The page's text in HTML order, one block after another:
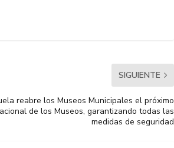
SIGUIENTE
reabre los Museos Municipales el próximo
de los Museos, garantizando todas las
medidas de seguridad